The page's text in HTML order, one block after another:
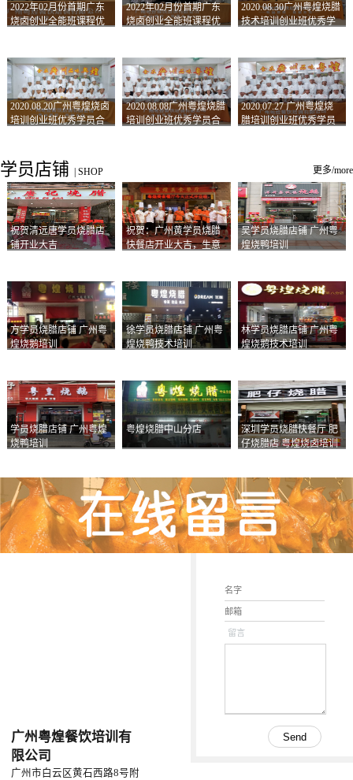
2022年02月份首期广东
烧卤创业全能班课程优
2022年02月份首期广东
烧卤创业全能班课程优
2020.08.30广州粤煌烧腊
技术培训创业班优秀学
2020.08.20广州粤煌烧卤
培训创业班优秀学员合
2020.08.08广州粤煌烧腊
培训创业班优秀学员合
2020.07.27 广州粤煌烧
腊培训创业班优秀学员
学员店铺 SHOP 更多/more
祝贺清远唐学员烧腊店
铺开业大吉
祝贺：广州黄学员烧腊
快餐店开业大吉，生意
吴学员烧腊店铺 广州粤
煌烧鸭培训
方学员烧腊店铺 广州粤
煌烧鹅培训
徐学员烧腊店铺 广州粤
煌烧鸭技术培训
林学员烧腊店铺 广州粤
煌烧鹅技术培训
学员烧腊店铺 广州粤煌
烧鸭培训
粤煌烧腊中山分店
深圳学员烧腊快餐厅 肥
仔烧腊店 粤煌烧卤培训
广州粤煌餐饮培训有
限公司
广州市白云区黄石西路8号附
留言